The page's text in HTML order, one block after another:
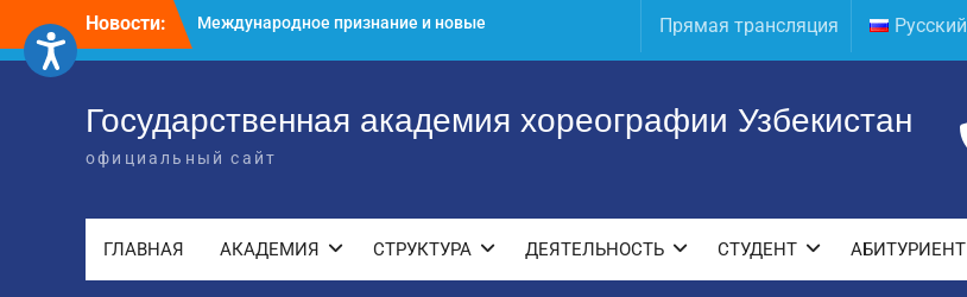
содержимому
Новости:
Международное научное пространство!
Международное признание и новые
Прямая трансляция Русский
Государственная академия хореографии Узбекистан
официальный сайт
ГЛАВНАЯ АКАДЕМИЯ СТРУКТУРА ДЕЯТЕЛЬНОСТЬ СТУДЕНТ АБИТУРИЕНТ